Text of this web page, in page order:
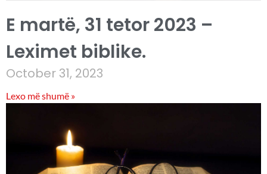
E martë, 31 tetor 2023 –
Leximet biblike.
October 31, 2023
Lexo më shumë »